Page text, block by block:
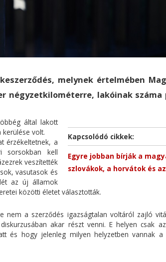
melynek értelmében
négyzetkilométerre, lakóinak száma
Kapcsolódó cikkek:
Egyre jobban bírják a
szlovákok, a horvátok és
által lakott
volt.
érzékeltetnek, a
sorsokban kell
veszítették
vasutasok és
az új államok
közötti életet választották.
nem a szerződés igazságtalan voltáról zajló
akar részt venni. E helyen csak
és hogy jelenleg milyen helyzetben vannak a